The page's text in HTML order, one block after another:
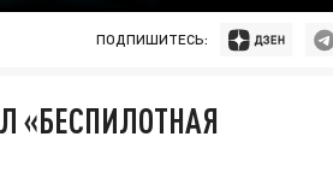
ПОДПИШИТЕСЬ:
«БЕСПИЛОТНАЯ